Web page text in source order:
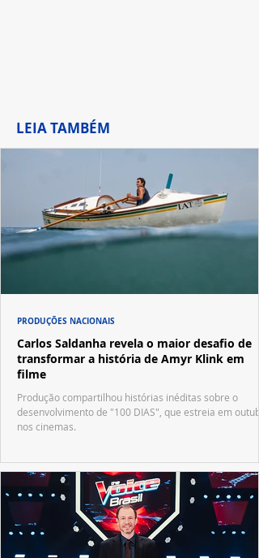
LEIA TAMBÉM
Carlos Saldanha revela o maior desafio de
transformar a história de Amyr Klink em
filme
Produção compartilhou histórias inéditas sobre o
desenvolvimento de "100 DIAS", que estreia em
nos cinemas.
PRODUÇÕES NACIONAIS